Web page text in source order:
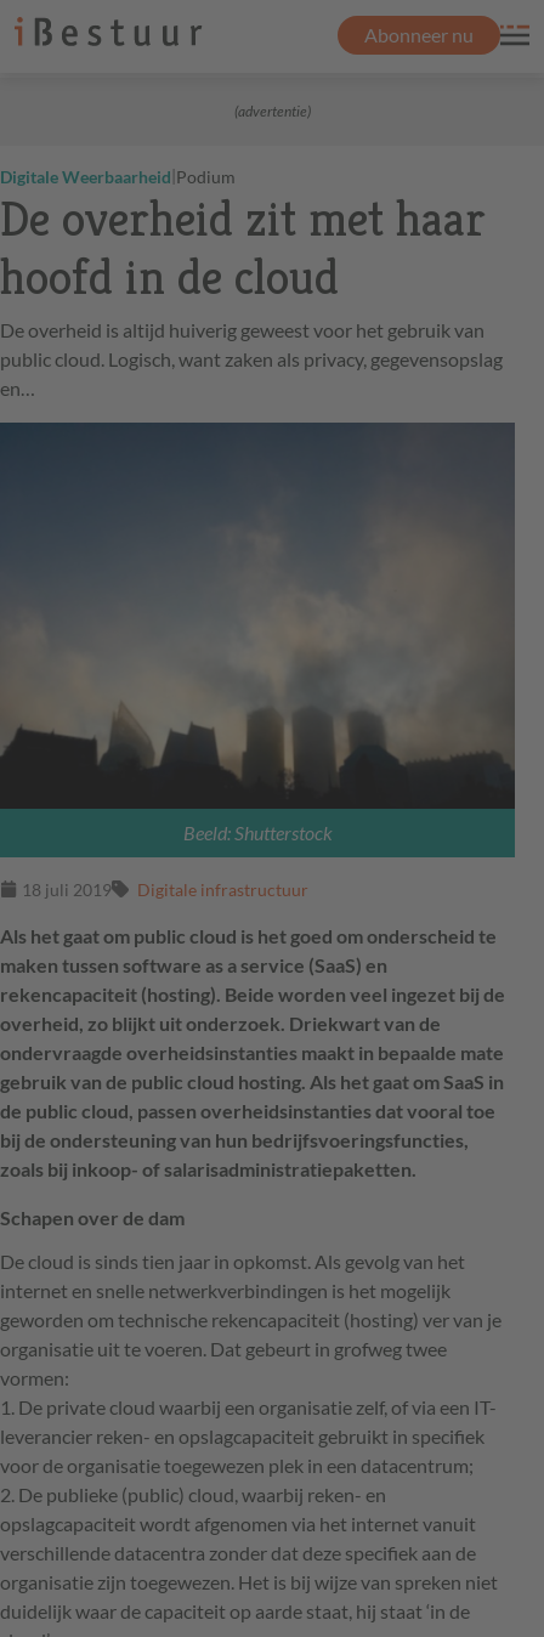
Abonneer nu
(advertentie)
Digitale Weerbaarheid|Podium
De overheid zit met haar
hoofd in de cloud
De overheid is altijd huiverig geweest voor het gebruik van
public cloud. Logisch, want zaken als privacy, gegevensopslag
en…
Beeld: Shutterstock
18 juli 2019 Digitale infrastructuur
Als het gaat om public cloud is het goed om onderscheid te
maken tussen software as a service (SaaS) en
rekencapaciteit (hosting). Beide worden veel ingezet bij de
overheid, zo blijkt uit onderzoek. Driekwart van de
ondervraagde overheidsinstanties maakt in bepaalde mate
gebruik van de public cloud hosting. Als het gaat om SaaS in
de public cloud, passen overheidsinstanties dat vooral toe
bij de ondersteuning van hun bedrijfsvoeringsfuncties,
zoals bij inkoop- of salarisadministratiepaketten.
Schapen over de dam
De cloud is sinds tien jaar in opkomst. Als gevolg van het
internet en snelle netwerkverbindingen is het mogelijk
geworden om technische rekencapaciteit (hosting) ver van je
organisatie uit te voeren. Dat gebeurt in grofweg twee
vormen:
1. De private cloud waarbij een organisatie zelf, of via een IT-
leverancier reken- en opslagcapaciteit gebruikt in specifiek
voor de organisatie toegewezen plek in een datacentrum;
2. De publieke (public) cloud, waarbij reken- en
opslagcapaciteit wordt afgenomen via het internet vanuit
verschillende datacentra zonder dat deze specifiek aan de
organisatie zijn toegewezen. Het is bij wijze van spreken niet
duidelijk waar de capaciteit op aarde staat, hij staat ‘in de